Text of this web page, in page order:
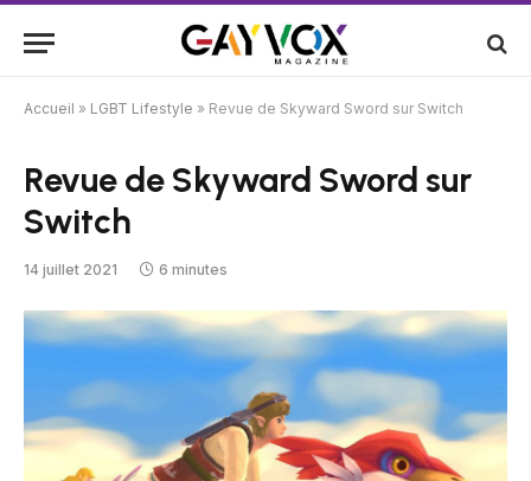
Accueil » LGBT Lifestyle » Revue de Skyward Sword sur Switch
Revue de Skyward Sword sur
Switch
14 juillet 2021 6 minutes